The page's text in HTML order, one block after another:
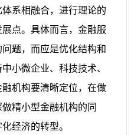
系相融合，进行理论的
点。具体而言，金融服
题，而应是优化结构和
小微企业、科技技术、
机构要清晰定位，在做
精小型金融机构的同
经济的转型。